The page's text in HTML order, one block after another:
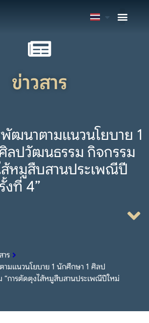
ข่าวสาร
ฒนาตามแนวนโยบาย 1
ลปวัฒนธรรม กิจกรรม
ส้หมูสืบสานประเพณีปี
งที่ 4”
าร
ามแนวนโยบาย 1 นักศึกษา 1 ศิลป
“การตัดตุงไส้หมูสืบสานประเพณีปีใหม่